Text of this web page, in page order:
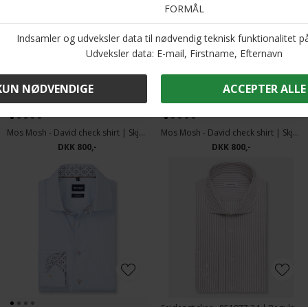
Mos Mosh - David check shirt | Skjorte Indigo Blue
DKK 800,-
Mos Mosh - David check shirt | Skjorte Ecru
DKK 800,-